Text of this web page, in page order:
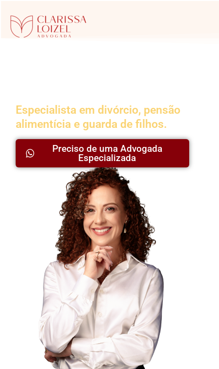
Especialista em divórcio, pensão
alimentícia e guarda de filhos.
Preciso de uma Advogada
Especializada